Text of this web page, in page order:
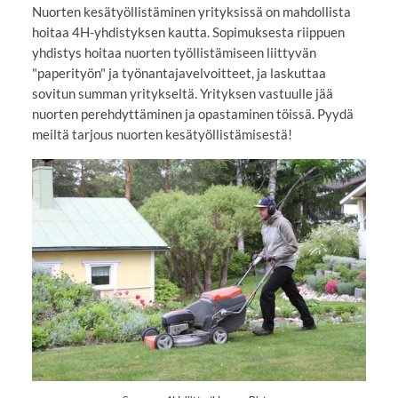
Nuorten kesätyöllistäminen yrityksissä on mahdollista
hoitaa 4H-yhdistyksen kautta. Sopimuksesta riippuen
yhdistys hoitaa nuorten työllistämiseen liittyvän
"paperityön" ja työnantajavelvoitteet, ja laskuttaa
sovitun summan yritykseltä. Yrityksen vastuulle jää
nuorten perehdyttäminen ja opastaminen töissä. Pyydä
meiltä tarjous nuorten kesätyöllistämisestä!